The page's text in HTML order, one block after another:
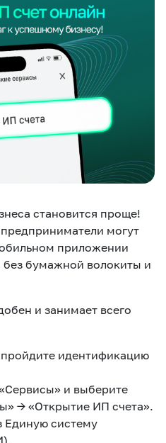
Соц.сети
Доставка SIM
и
становится проще!
могут
приложении
без бумажной волокиты и
и занимает всего
пройдите идентификацию
и выберите
→ «Открытие ИП счета».
Единую систему